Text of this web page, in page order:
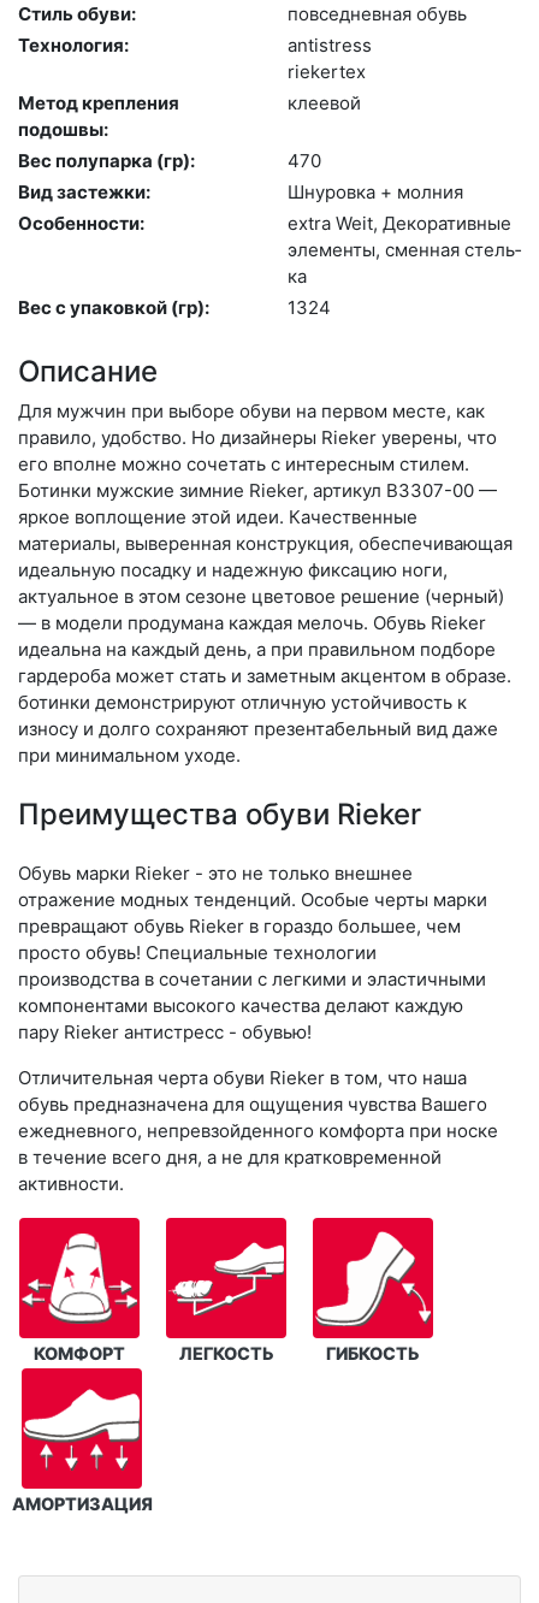
Стиль обуви:
пов­седнев­ная обувь
Технология:
an­tist­ress
ri­eker­tex
Метод крепления
подошвы:
кле­евой
Вес полупарка (гр):
470
Вид застежки:
Шну­ров­ка + мол­ния
Особенности:
ext­ra We­it, Де­кора­тив­ные
эле­мен­ты, смен­ная стель­
ка
Вес с упаковкой (гр):
1324
Описание
Для мужчин при выборе обуви на первом месте, как
правило, удобство. Но дизайнеры Rieker уверены, что
его вполне можно сочетать с интересным стилем.
Ботинки мужские зимние Rieker, артикул B3307-00 —
яркое воплощение этой идеи. Качественные
материалы, выверенная конструкция, обеспечивающая
идеальную посадку и надежную фиксацию ноги,
актуальное в этом сезоне цветовое решение (черный)
— в модели продумана каждая мелочь. Обувь Rieker
идеальна на каждый день, а при правильном подборе
гардероба может стать и заметным акцентом в образе.
ботинки демонстрируют отличную устойчивость к
износу и долго сохраняют презентабельный вид даже
при минимальном уходе.
Преимущества обуви Rieker
Обувь марки Rieker - это не только внешнее
отражение модных тенденций. Особые черты марки
превращают обувь Rieker в гораздо большее, чем
просто обувь! Специальные технологии
производства в сочетании с легкими и эластичными
компонентами высокого качества делают каждую
пару Rieker антистресс - обувью!
Отличительная черта обуви Rieker в том, что наша
обувь предназначена для ощущения чувства Вашего
ежедневного, непревзойденного комфорта при носке
в течение всего дня, а не для кратковременной
активности.
КОМФОРТ ЛЕГКОСТЬ ГИБКОСТЬ
АМОРТИЗАЦИЯ